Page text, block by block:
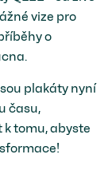
vize pro
o
plakáty nyní
času,
tomu, abyste